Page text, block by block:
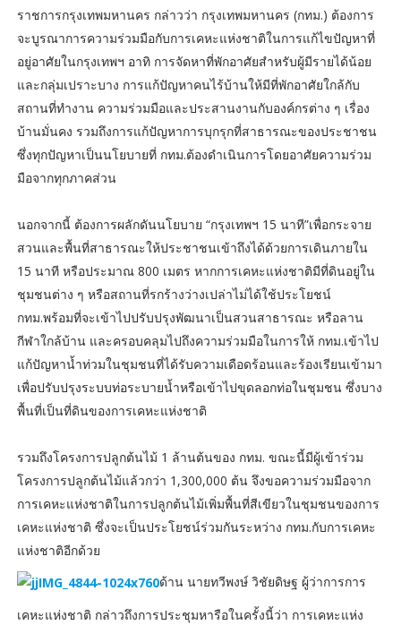
ราชการกรุงเทพมหานคร กล่าวว่า กรุงเทพมหานคร (กทม.) ต้องการ
จะบูรณาการความร่วมมือกับการเคหะแห่งชาติในการแก้ไขปัญหาที่
อยู่อาศัยในกรุงเทพฯ อาทิ การจัดหาที่พักอาศัยสำหรับผู้มีรายได้น้อย
และกลุ่มเปราะบาง การแก้ปัญหาคนไร้บ้านให้มีที่พักอาศัยใกล้กับ
สถานที่ทำงาน ความร่วมมือและประสานงานกับองค์กรต่าง ๆ เรื่อง
บ้านมั่นคง รวมถึงการแก้ปัญหาการบุกรุกที่สาธารณะของประชาชน
ซึ่งทุกปัญหาเป็นนโยบายที่ กทม.ต้องดำเนินการโดยอาศัยความร่วม
มือจากทุกภาคส่วน
นอกจากนี้ ต้องการผลักดันนโยบาย “กรุงเทพฯ 15 นาที”เพื่อกระจาย
สวนและพื้นที่สาธารณะให้ประชาชนเข้าถึงได้ด้วยการเดินภายใน
15 นาที หรือประมาณ 800 เมตร หากการเคหะแห่งชาติมีที่ดินอยู่ใน
ชุมชนต่าง ๆ หรือสถานที่รกร้างว่างเปล่าไม่ได้ใช้ประโยชน์
กทม.พร้อมที่จะเข้าไปปรับปรุงพัฒนาเป็นสวนสาธารณะ หรือลาน
กีฬาใกล้บ้าน และครอบคลุมไปถึงความร่วมมือในการให้ กทม.เข้าไป
แก้ปัญหาน้ำท่วมในชุมชนที่ได้รับความเดือดร้อนและร้องเรียนเข้ามา
เพื่อปรับปรุงระบบท่อระบายน้ำหรือเข้าไปขุดลอกท่อในชุมชน ซึ่งบาง
พื้นที่เป็นที่ดินของการเคหะแห่งชาติ
รวมถึงโครงการปลูกต้นไม้ 1 ล้านต้นของ กทม. ขณะนี้มีผู้เข้าร่วม
โครงการปลูกต้นไม้แล้วกว่า 1,300,000 ต้น จึงขอความร่วมมือจาก
การเคหะแห่งชาติในการปลูกต้นไม้เพิ่มพื้นที่สีเขียวในชุมชนของการ
เคหะแห่งชาติ ซึ่งจะเป็นประโยชน์ร่วมกันระหว่าง กทม.กับการเคหะ
แห่งชาติอีกด้วย
ด้าน นายทวีพงษ์ วิชัยดิษฐ ผู้ว่าการการ
เคหะแห่งชาติ กล่าวถึงการประชุมหารือในครั้งนี้ว่า การเคหะแห่ง